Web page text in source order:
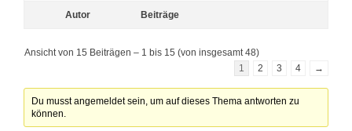
Autor Beiträge
Ansicht von 15 Beiträgen – 1 bis 15 (von insgesamt 48)
1
2 3 4 →
Du musst angemeldet sein, um auf dieses Thema antworten zu
können.